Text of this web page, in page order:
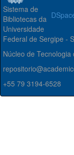
Sistema de
Bibliotecas da
Universidade
Federal de Sergipe -
Núcleo de
+55 79 3194-6528